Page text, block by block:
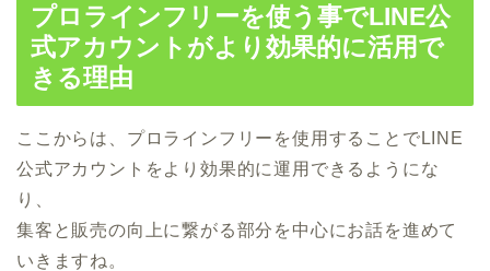
プロラインフリーを使う事でLINE公
式アカウントがより効果的に活用で
きる理由
ここからは、プロラインフリーを使用することでLINE
公式アカウントをより効果的に運用できるようにな
り、
集客と販売の向上に繋がる部分を中心にお話を進めて
いきますね。